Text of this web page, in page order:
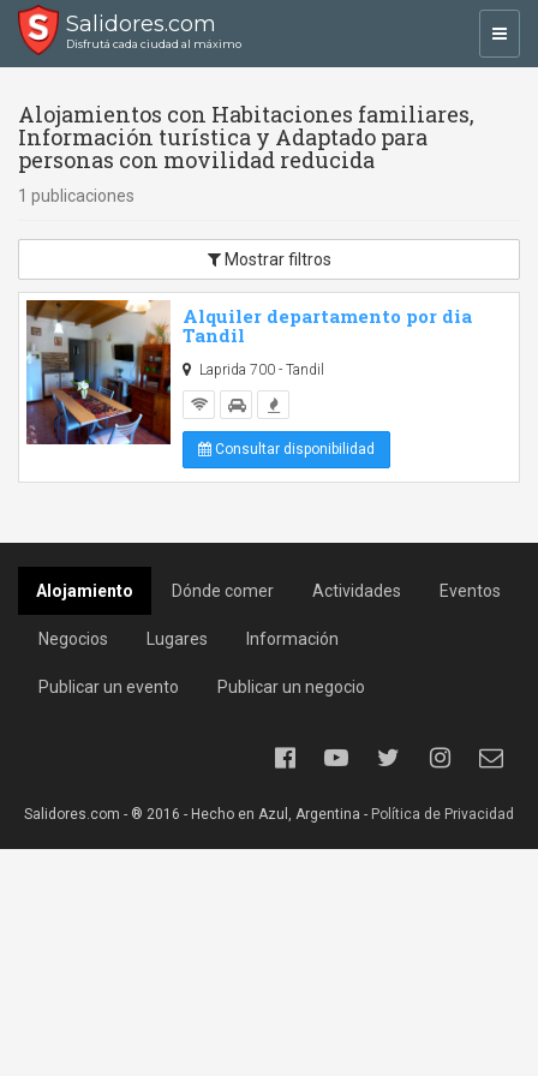
Salidores.com
Disfrutá cada ciudad al máximo
Alojamientos con Habitaciones familiares,
Información turística y Adaptado para
personas con movilidad reducida
1 publicaciones
Mostrar filtros
Alquiler departamento por dia
Tandil
Laprida 700 - Tandil
Consultar disponibilidad
Alojamiento Dónde comer Actividades Eventos
Negocios Lugares Información
Publicar un evento Publicar un negocio
Salidores.com - ® 2016 - Hecho en Azul, Argentina - Política de Privacidad